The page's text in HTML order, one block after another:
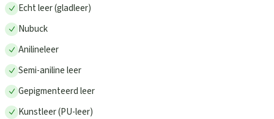
Echt leer (gladleer)
Nubuck
Anilineleer
Semi-aniline leer
Gepigmenteerd leer
Kunstleer (PU-leer)